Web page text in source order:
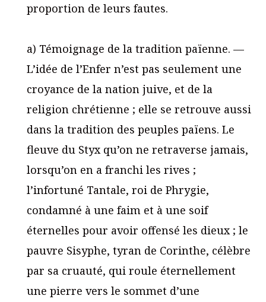
proportion de leurs fautes.
a) Témoignage de la tradition païenne. —
L’idée de l’Enfer n’est pas seulement une
croyance de la nation juive, et de la
religion chrétienne ; elle se retrouve aussi
dans la tradition des peuples païens. Le
fleuve du Styx qu’on ne retraverse jamais,
lorsqu’on en a franchi les rives ;
l’infortuné Tantale, roi de Phrygie,
condamné à une faim et à une soif
éternelles pour avoir offensé les dieux ; le
pauvre Sisyphe, tyran de Corinthe, célèbre
par sa cruauté, qui roule éternellement
une pierre vers le sommet d’une